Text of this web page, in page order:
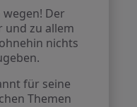
wegen! Der
und zu allem
nichts
für seine
Themen